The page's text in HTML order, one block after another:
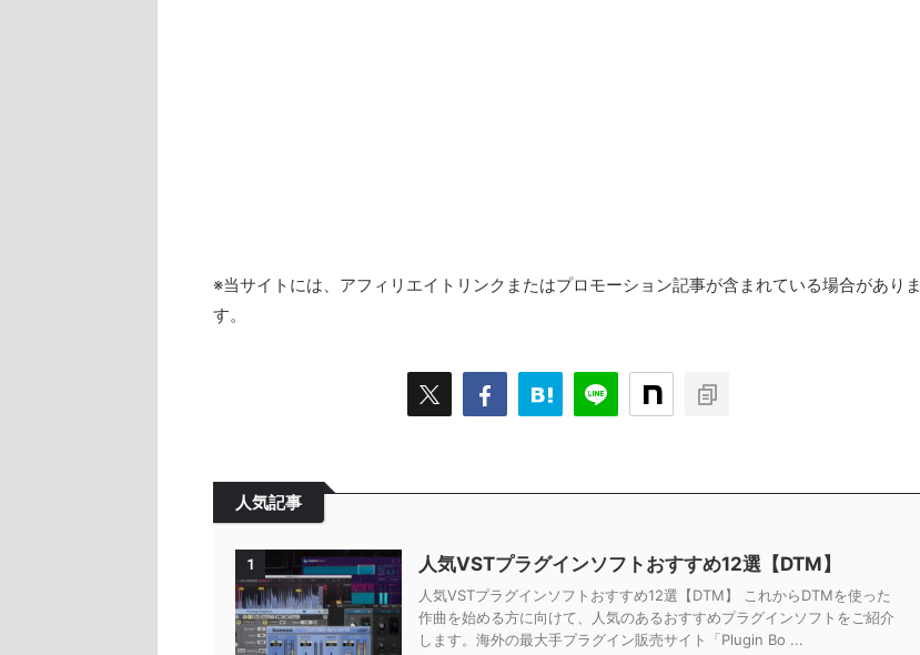
※当サイトには、アフィリエイトリンクまたはプロモーション記事が含まれている場合がありま
す。
人気記事
1 人気VSTプラグインソフトおすすめ12選【DTM】
人気VSTプラグインソフトおすすめ12選【DTM】 これからDTMを使った
作曲を始める方に向けて、人気のあるおすすめプラグインソフトをご紹介
します。海外の最大手プラグイン販売サイト「Plugin Bo ...